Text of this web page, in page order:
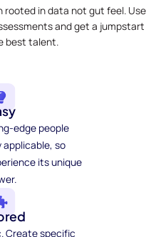
rooted in data not gut feel. Use
and get a jumpstart
best talent.
edge people
applicable, so
its unique
Create specific